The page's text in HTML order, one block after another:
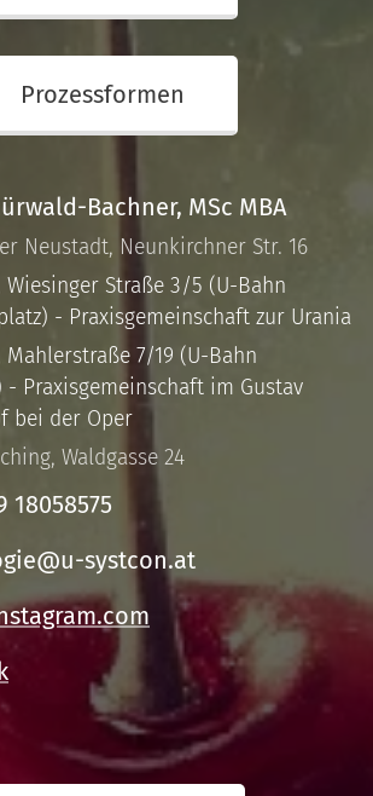
Prozessformen
Bachner, MSc MBA
Neustadt, Neunkirchner Str. 16
Wiesinger Straße 3/5 (U-Bahn
- Praxisgemeinschaft zur Urania
Mahlerstraße 7/19 (U-Bahn
- Praxisgemeinschaft im Gustav
bei der Oper
Waldgasse 24
18058575
systcon.at